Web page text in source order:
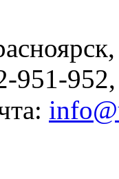
951-